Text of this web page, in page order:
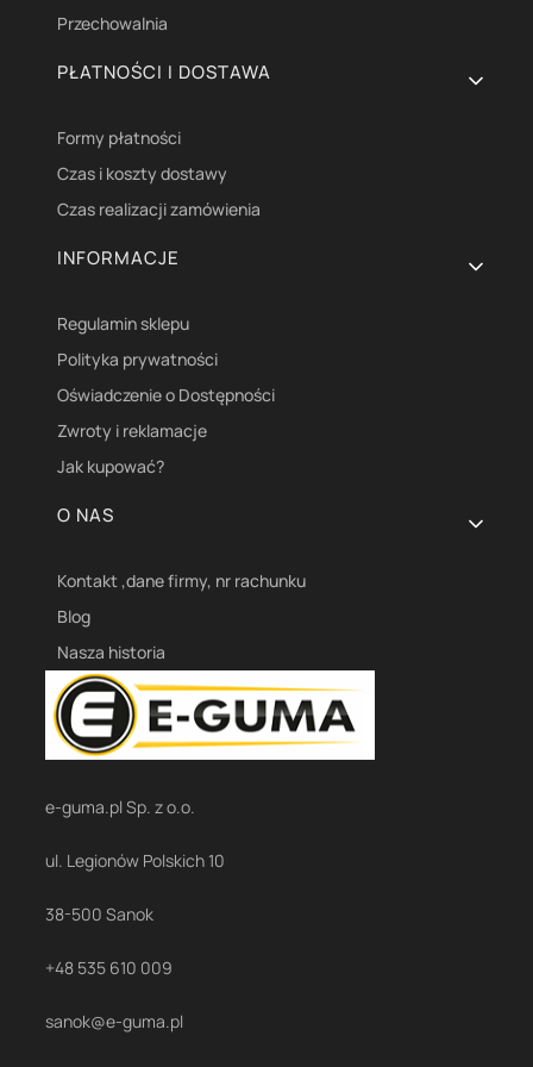
Przechowalnia
PŁATNOŚCI I DOSTAWA
Formy płatności
Czas i koszty dostawy
Czas realizacji zamówienia
INFORMACJE
Regulamin sklepu
Polityka prywatności
Oświadczenie o Dostępności
Zwroty i reklamacje
Jak kupować?
O NAS
Kontakt ,dane firmy, nr rachunku
Blog
Nasza historia
e-guma.pl Sp. z o.o.
ul. Legionów Polskich 10
38-500 Sanok
+48 535 610 009
sanok@e-guma.pl